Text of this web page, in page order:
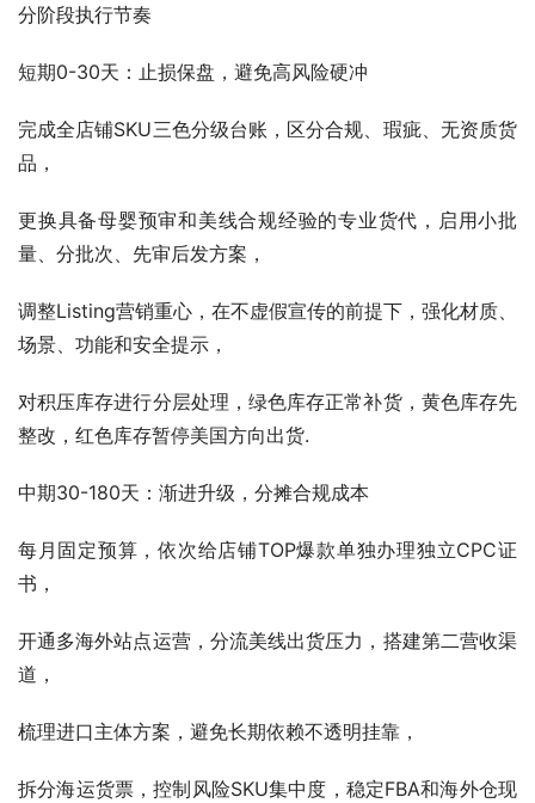
分阶段执行节奏
短期0-30天：止损保盘，避免高风险硬冲
完成全店铺SKU三色分级台账，区分合规、瑕疵、无资质货
品，
更换具备母婴预审和美线合规经验的专业货代，启用小批
量、分批次、先审后发方案，
调整Listing营销重心，在不虚假宣传的前提下，强化材质、
场景、功能和安全提示，
对积压库存进行分层处理，绿色库存正常补货，黄色库存先
整改，红色库存暂停美国方向出货.
中期30-180天：渐进升级，分摊合规成本
每月固定预算，依次给店铺TOP爆款单独办理独立CPC证
书，
开通多海外站点运营，分流美线出货压力，搭建第二营收渠
道，
梳理进口主体方案，避免长期依赖不透明挂靠，
拆分海运货票，控制风险SKU集中度，稳定FBA和海外仓现